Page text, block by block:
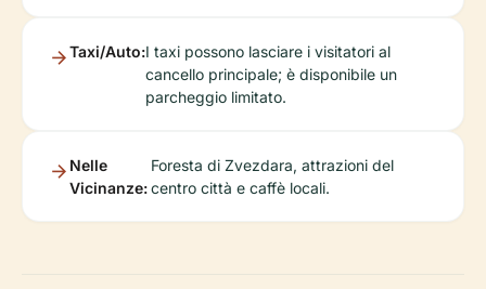
Taxi/Auto:I taxi possono lasciare i visitatori al
cancello principale; è disponibile un
parcheggio limitato.
Nelle
Vicinanze:
Foresta di Zvezdara, attrazioni del
centro città e caffè locali.